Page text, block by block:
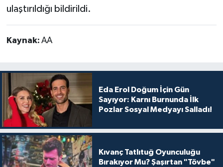
ulaştırıldığı bildirildi.
Kaynak: AA
Eda Erol Doğum İçin Gün
Sayıyor: Karnı Burnunda İlk
Pozlar Sosyal Medyayı Salladı!
Kıvanç Tatlıtuğ Oyunculuğu
Bırakıyor Mu? Şaşırtan "Tövbe"